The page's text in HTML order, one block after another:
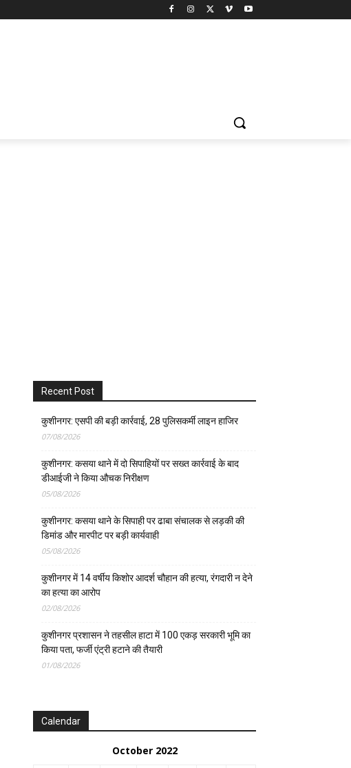
Recent Post
कुशीनगर: एसपी की बड़ी कार्रवाई, 28 पुलिसकर्मी लाइन हाजिर
07/08/2026
कुशीनगर: कसया थाने में दो सिपाहियों पर सख्त कार्रवाई के बाद
डीआईजी ने किया औचक निरीक्षण
05/08/2026
कुशीनगर: कसया थाने के सिपाही पर ढाबा संचालक से लड़की की
डिमांड और मारपीट पर बड़ी कार्यवाही
05/08/2026
कुशीनगर में 14 वर्षीय किशोर आदर्श चौहान की हत्या, रंगदारी न देने
का हत्या का आरोप
02/08/2026
कुशीनगर प्रशासन ने तहसील हाटा में 100 एकड़ सरकारी भूमि का
किया पता, फर्जी एंट्री हटाने की तैयारी
01/08/2026
Calendar
October 2022